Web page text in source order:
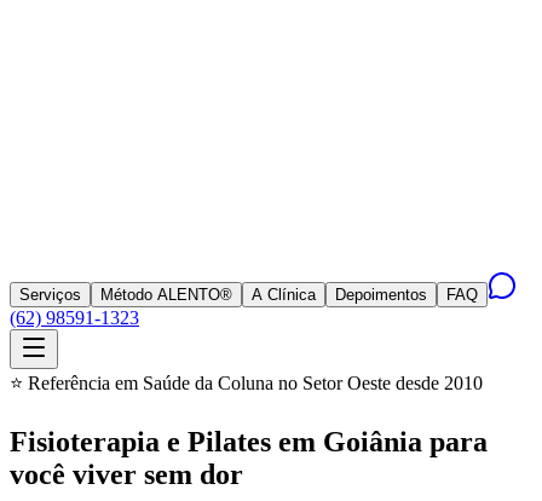
Serviços Método ALENTO® A Clínica Depoimentos FAQ
(62) 98591-1323
⭐ Referência em Saúde da Coluna no Setor Oeste desde 2010
Fisioterapia e Pilates em Goiânia para
você viver sem dor